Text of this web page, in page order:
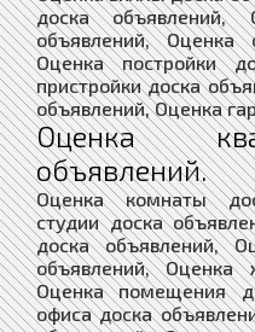
доска объявлений,
объявлений, Оценка
Оценка постройки
пристройки доска
объявлений, Оценка
Оценка
объявлений.
Оценка комнаты
студии доска
доска объявлений,
объявлений, Оценка
Оценка помещения
офиса доска